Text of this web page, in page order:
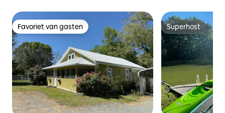
Favoriet van gasten
Favoriet van gasten Superhost
Superhost